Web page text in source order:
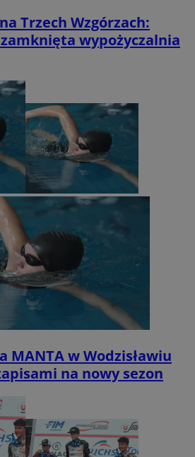
Trzech Wzgórzach:
wypożyczalnia
MANTA w Wodzisławiu
na nowy sezon